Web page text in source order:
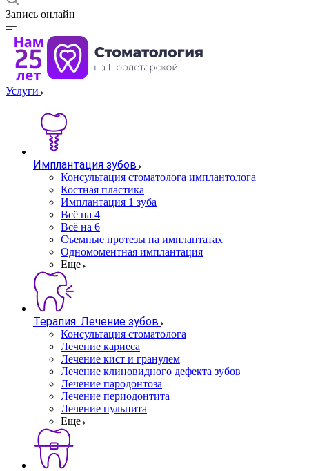
Запись онлайн
Услуги
Имплантация зубов
Консультация стоматолога имплантолога
Костная пластика
Имплантация 1 зуба
Всё на 4
Всё на 6
Съемные протезы на имплантатах
Одномоментная имплантация
Еще
Терапия. Лечение зубов
Консультация стоматолога
Лечение кариеса
Лечение кист и гранулем
Лечение клиновидного дефекта зубов
Лечение пародонтоза
Лечение периодонтита
Лечение пульпита
Еще